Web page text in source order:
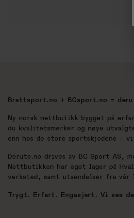
Brattsport.no + BCsport.no =
Ny norsk nettbutikk bygget på
du kvalitetsmerker og nøye
enn hos de store sportskjedene –
Derute.no drives av BC Sport AS,
Nettbutikken har eget lager på
verksted, samt utsendelser fra vår
Trygt. Erfart. Engasjert. Vi ses